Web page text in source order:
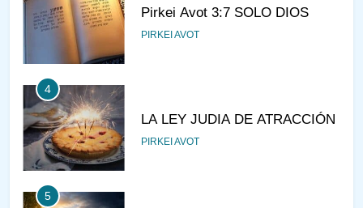
Pirkei Avot 3:7 SOLO DIOS
PIRKEI AVOT
4
LA LEY JUDIA DE ATRACCIÓN
PIRKEI AVOT
5